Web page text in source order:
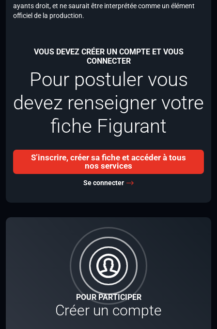
POUR PARTICIPER
Créer un compte
ayants droit, et ne saurait être interprétée comme un élément
officiel de la production.
VOUS DEVEZ CRÉER UN COMPTE ET VOUS
CONNECTER
Pour postuler vous
devez renseigner votre
fiche Figurant
S’inscrire, créer sa fiche et accéder à tous
nos services
Se connecter